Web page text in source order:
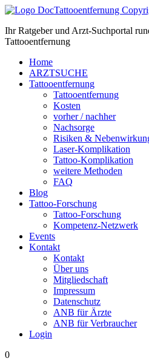
Zum
springen
Ihr Ratgeber und Arzt-Suchportal
Tattooentfernung
Home
ARZTSUCHE
Tattooentfernung
Tattooentfernung
Kosten
vorher / nachher
Nachsorge
Risiken &
Laser-Komplikation
Tattoo-Komplikation
weitere Methoden
FAQ
Blog
Tattoo-Forschung
Tattoo-Forschung
Kompetenz-Netzwerk
Events
Kontakt
Kontakt
Über uns
Mitgliedschaft
Impressum
Datenschutz
ANB für Ärzte
ANB für Verbraucher
Login
0